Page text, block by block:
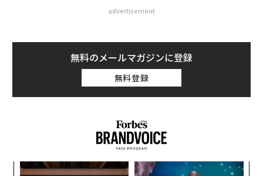
advertisement
無料のメールマガジンに登録
無料登録